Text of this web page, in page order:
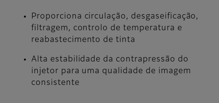
Proporciona circulação, desgaseificação,
filtragem, controlo de temperatura e
reabastecimento de tinta
Alta estabilidade da contrapressão do
injetor para uma qualidade de imagem
consistente